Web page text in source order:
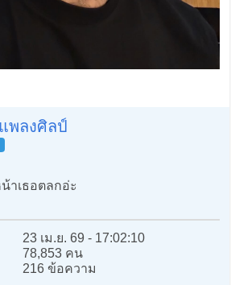
พลงศิลป์
าเธอตลกอ่ะ
23 เม.ย. 69 - 17:02:10
78,853 คน
216 ข้อความ